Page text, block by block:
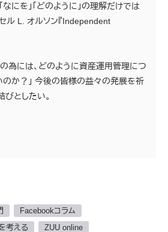
なにを」「どのように」の理解だけでは
セル L. オルソン『Independent
の為には、どのように資産運用管理につ
か？」 今後の皆様の益々の発展を祈
びとしたい。
Facebookコラム
考える
ZUU online